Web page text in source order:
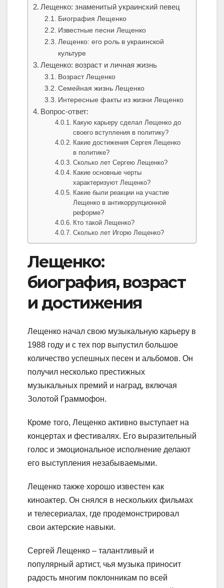
Лещенко: знаменитый украинский певец
Биография Лещенко
Известные песни Лещенко
Лещенко: его роль в украинской
культуре
Лещенко: возраст и личная жизнь
Возраст Лещенко
Семейная жизнь Лещенко
Интересные факты из жизни Лещенко
Вопрос-ответ:
Какую карьеру сделал Лещенко до
своего вступления в политику?
Какие достижения Сергея Лещенко
в политике?
Сколько лет Сергею Лещенко?
Какие основные черты
характеризуют Лещенко?
Какие были реакции на участие
Лещенко в антикоррупционной
реформе?
Кто такой Лещенко?
Сколько лет Игорю Лещенко?
Лещенко:
биография, возраст
и достижения
Лещенко начал свою музыкальную карьеру в
1988 году и с тех пор выпустил большое
количество успешных песен и альбомов. Он
получил несколько престижных
музыкальных премий и наград, включая
Золотой Граммофон.
Кроме того, Лещенко активно выступает на
концертах и фестивалях. Его выразительный
голос и эмоциональное исполнение делают
его выступления незабываемыми.
Лещенко также хорошо известен как
киноактер. Он снялся в нескольких фильмах
и телесериалах, где продемонстрировал
свои актерские навыки.
Сергей Лещенко – талантливый и
популярный артист, чья музыка приносит
радость многим поклонникам по всей